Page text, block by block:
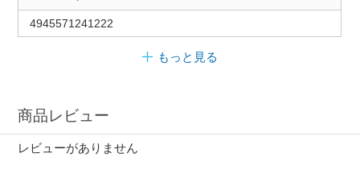
4945571241222
もっと見る
商品レビュー
レビューがありません